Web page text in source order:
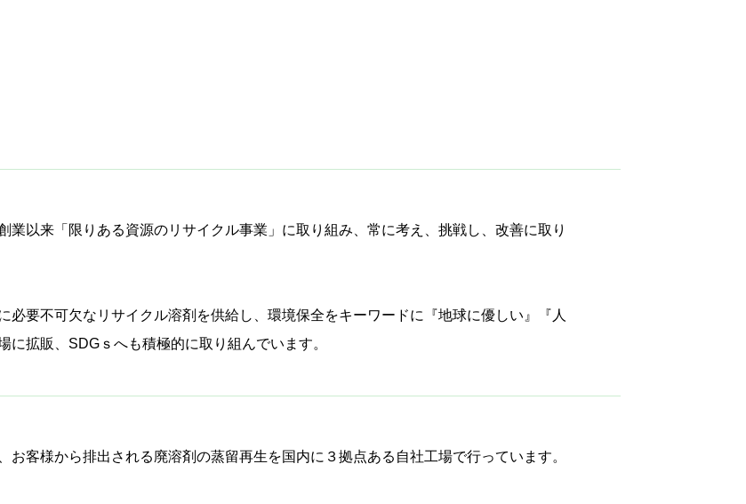
業以来「限りある資源のリサイクル事業」に取り組み、常に考え、挑戦し、改善に取り
必要不可欠なリサイクル溶剤を供給し、環境保全をキーワードに『地球に優しい』『人
に拡販、SDGｓへも積極的に取り組んでいます。
お客様から排出される廃溶剤の蒸留再生を国内に３拠点ある自社工場で行っています。